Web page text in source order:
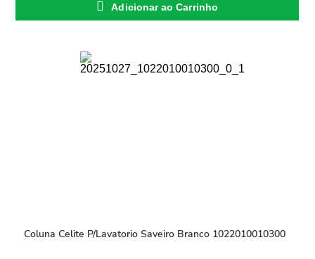
Adicionar ao Carrinho
Coluna Celite P/Lavatorio Saveiro Branco 1022010010300